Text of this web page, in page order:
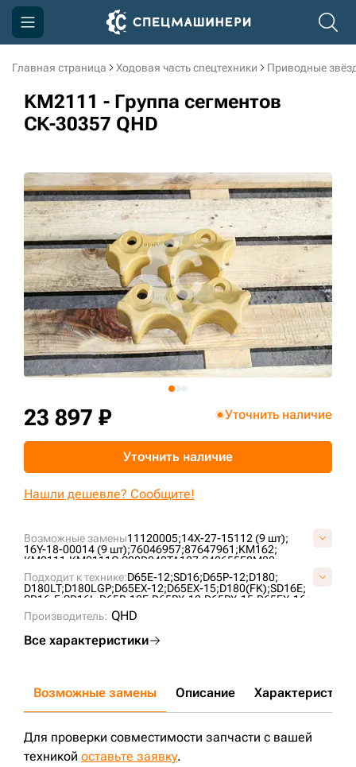
Главная страница Ходовая часть спецтехники Приводные
KM2111 - Группа сегментов
СК-30357 QHD
Возможные замены11120005;14X-27-15112 (9 шт);
16Y-18-00014 (9 шт);76046957;87647961;KM162;
KM2111;KM2111C;S02D040TA127;S40655F0M00;
US203K527;
VKM162V;VS4065F5;
Подходит к технике:D65E-12;SD16;D65P-12;D180;
D180LT;D180LGP;D65EX-12;D65EX-15;D180(FK);SD16E;
SD16-F;SD16L;D65P-12E;D65PX-12;D65PX-15;D65EX-16;
D180XLT;
D65EX-15E0;D85E-SS-2;
CLG B160C;SEM816 ;
Производитель: QHD
Все характеристики
23 897 ₽ Уточнить наличие
Уточнить наличие
Нашли дешевле? Сообщите!
Возможные замены Описание Характеристики
Для проверки совместимости запчасти с вашей
техникой оставьте заявку.
Компания
Акции
Информация
Контакты
3D тур по производству
3D тур по складам
sksale@skdst.ru
+7 (499) 394-50-93